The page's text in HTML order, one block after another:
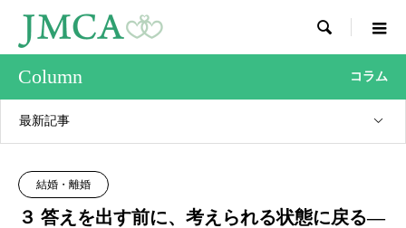

Column コラム
最新記事
結婚・離婚
３ 答えを出す前に、考えられる状態に戻る―